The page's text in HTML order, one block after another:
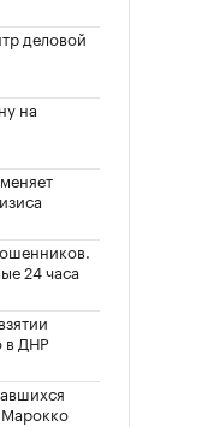
деловой
на
24 часа
в ДНР
Марокко